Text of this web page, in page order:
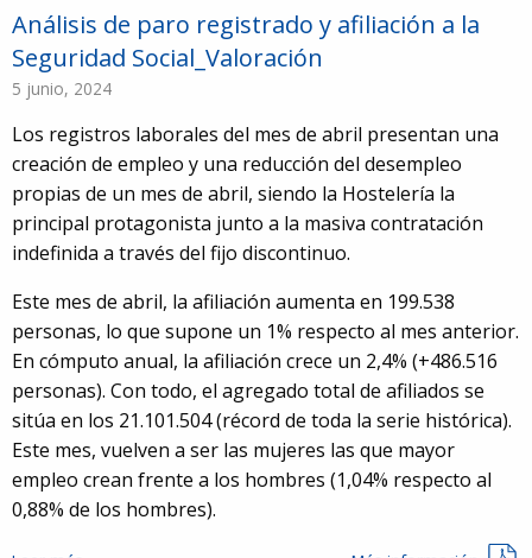
Análisis de paro registrado y afiliación a la
Seguridad Social_Valoración
5 junio, 2024
Los registros laborales del mes de abril presentan una
creación de empleo y una reducción del desempleo
propias de un mes de abril, siendo la Hostelería la
principal protagonista junto a la masiva contratación
indefinida a través del fijo discontinuo.
Este mes de abril, la afiliación aumenta en 199.538
personas, lo que supone un 1% respecto al mes anterior.
En cómputo anual, la afiliación crece un 2,4% (+486.516
personas). Con todo, el agregado total de afiliados se
sitúa en los 21.101.504 (récord de toda la serie histórica).
Este mes, vuelven a ser las mujeres las que mayor
empleo crean frente a los hombres (1,04% respecto al
0,88% de los hombres).